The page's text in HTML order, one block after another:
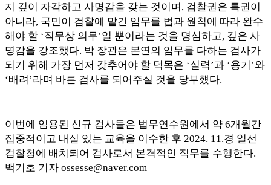
지 깊이 자각하고 사명감을 갖는 것이며 , 검찰권은 특권이
아니라, 국민이 검찰에 맡긴 임무를 법과 원칙에 따라 완수
해야 할 ‘직무상 의무’일 뿐이라는 것을 명심하고, 깊은 사
명감을 강조했다. 박 장관은 본연의 임무를 다하는 검사가
되기 위해 가장 먼저 갖추어야 할 덕목은 ‘실력’과 ‘용기 ’와
‘배려 ’라며 바른 검사를 되어주실 것을 당부헀다.
이번에 임용된 신규 검사들은 법무연수원에서 약 6개월간
집중적이고 내실 있는 교육을 이수한 후 2024. 11.경 일선
검찰청에 배치되어 검사로서 본격적인 직무를 수행한다.
백기호 기자 ossesse@naver.com